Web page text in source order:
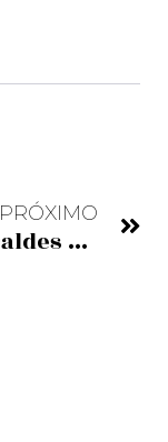
PRÓXIMO
Los alcaldes de Getxo y Portugalete reflejan en el puente Bizkaia que KORRIKA es «tender puentes»